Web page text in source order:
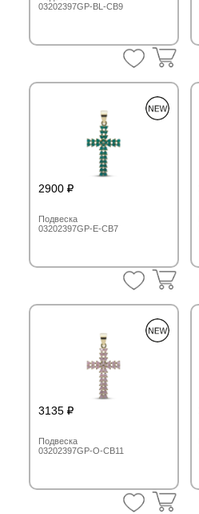
03202397GP-BL-CB9
2900
Подвеска
03202397GP-E-CB7
3135
Подвеска
03202397GP-O-CB11